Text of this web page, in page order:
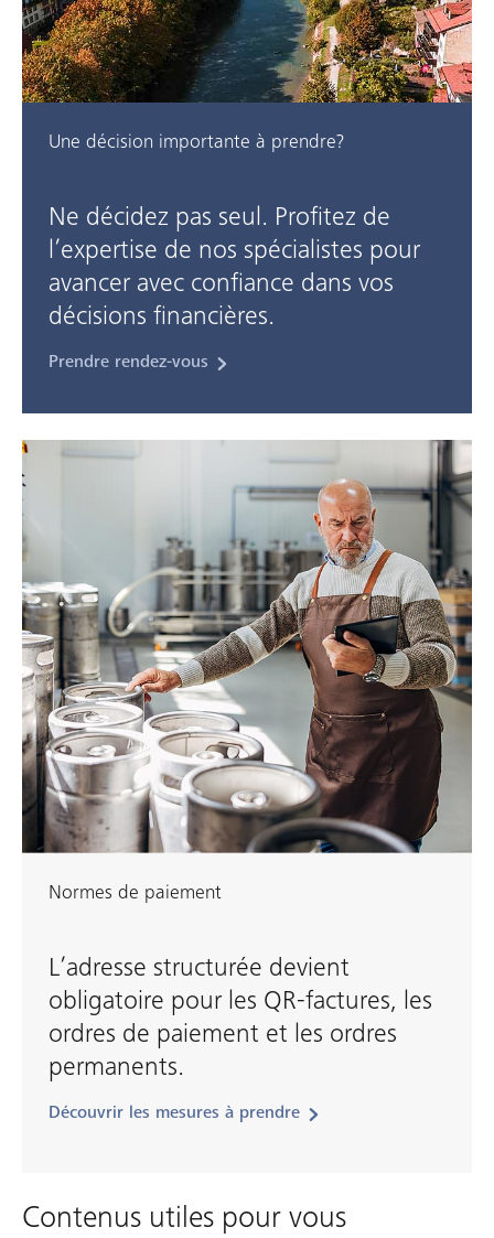
Une décision importante à prendre?
Ne décidez pas seul. Profitez de
l’expertise de nos spécialistes pour
avancer avec confiance dans vos
décisions financières.
Prendre rendez-vous
Normes de paiement
L’adresse structurée devient
obligatoire pour les QR-factures, les
ordres de paiement et les ordres
permanents.
Découvrir les mesures à prendre
Contenus utiles pour vous